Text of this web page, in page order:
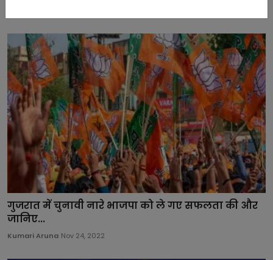
गुजरात में चुनावी नारे भाजपा को ले गए सफलता की और
जानिए...
Kumari Aruna Nov 24, 2022